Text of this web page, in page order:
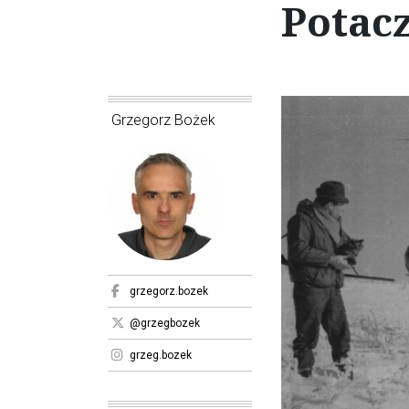
Grzegorz Bożek
grzegorz.bozek
@grzegbozek
grzeg.bozek